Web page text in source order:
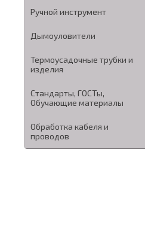
Ручной инструмент
Дымоуловители
Термоусадочные трубки и
изделия
Стандарты, ГОСТы,
Обучающие материалы
Обработка кабеля и
проводов